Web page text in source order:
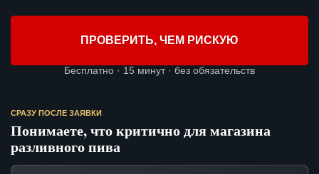
ПРОВЕРИТЬ, ЧЕМ РИСКУЮ
Бесплатно · 15 минут · без обязательств
СРАЗУ ПОСЛЕ ЗАЯВКИ
Понимаете, что критично для магазина
разливного пива